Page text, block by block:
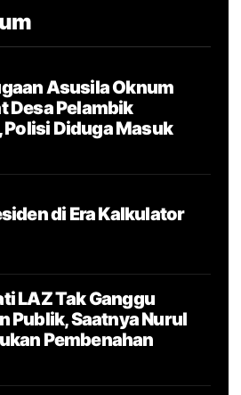
Asusila Oknum
Desa Pelambik
Polisi Diduga Masuk
di Era Kalkulator
LAZ Tak Ganggu
Publik, Saatnya Nurul
Pembenahan